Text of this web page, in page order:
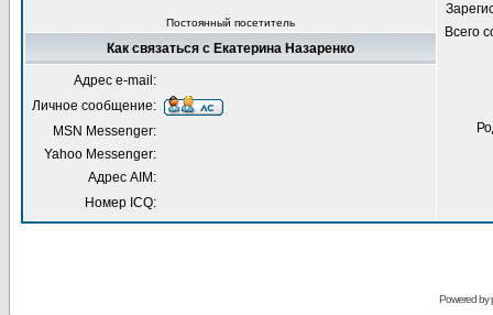
Постоянный посетитель
Всего
Как связаться с Екатерина Назаренко
Адрес e-mail:
Личное сообщение:
MSN Messenger:
Yahoo Messenger:
Адрес AIM:
Номер ICQ:
Powered by